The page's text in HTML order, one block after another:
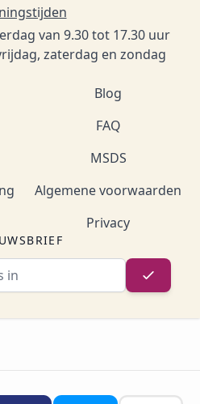
van 9.30 tot 17.30 uur
zaterdag en zondag
Blog
FAQ
MSDS
Algemene voorwaarden
Privacy